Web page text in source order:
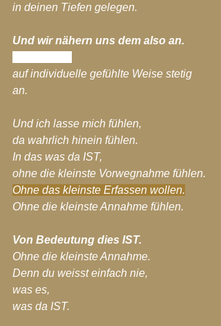
in deinen Tiefen gelegen.
Und wir nähern uns dem also an.
auf individuelle gefühlte Weise stetig
an.
Und ich lasse mich fühlen,
da wahrlich hinein fühlen.
In das was da IST,
ohne die kleinste Vorwegnahme fühlen.
Ohne das kleinste Erfassen wollen.
Ohne die kleinste Annahme fühlen.
Von Bedeutung dies IST.
Ohne die kleinste Annahme.
Denn du weisst einfach nie,
was es,
was da IST.